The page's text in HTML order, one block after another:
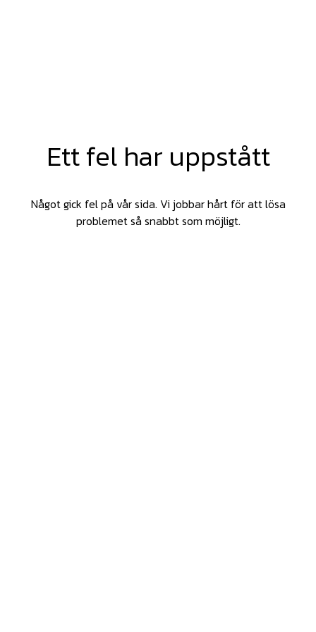
Ett fel har uppstått
Något gick fel på vår sida. Vi jobbar hårt för att lösa
problemet så snabbt som möjligt.